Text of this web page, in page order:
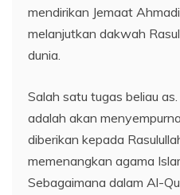
mendirikan Jemaat
melanjutkan dakwah
dunia.
Salah satu tugas beliau
adalah akan
diberikan kepada
memenangkan agama
Sebagaimana dalam Al-